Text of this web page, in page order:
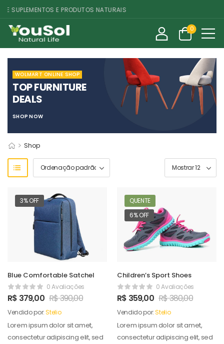
E PRODUTOS NATURAIS
0
WOLMART ONLINE SHOP
TOP FURNITURE
DEALS
SHOP NOW
> Shop
3% OFF
Blue Comfortable Satchel
0 Avaliações
R$ 379,00 R$390,00
Vendido por:Stelio
Lorem ipsum dolor sit amet,
consectetur adipiscing elit, sed
QUENTE
6% OFF
Children’s Sport Shoes
0 Avaliações
R$ 359,00 R$380,00
Vendido por:Stelio
Lorem ipsum dolor sit amet,
consectetur adipiscing elit, sed